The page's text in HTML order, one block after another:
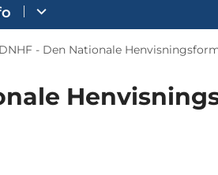
DNHF - Den Nationale